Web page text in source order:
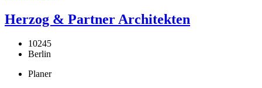
Herzog & Partner Architekten
10245
Berlin
Planer